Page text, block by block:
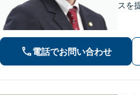
スを
電話でお問い合わせ